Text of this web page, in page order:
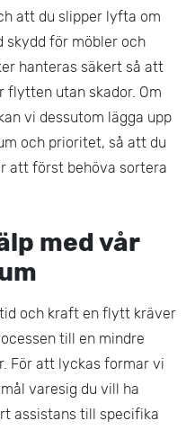
att du slipper lyfta om
skydd för möbler och
hanteras säkert så att
flytten utan skador. Om
vi dessutom lägga upp
och prioritet, så att du
att först behöva sortera
med vår
och kraft en flytt kräver
till en mindre
För att lyckas formar vi
varesig du vill ha
assistans till specifika